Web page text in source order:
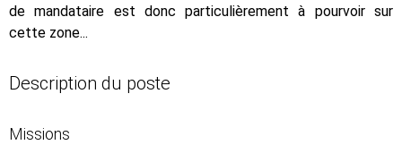
de mandataire est donc particulièrement à pourvoir sur
cette zone...
Description du poste
Missions